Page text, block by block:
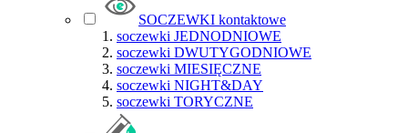
SOCZEWKI kontaktowe
soczewki JEDNODNIOWE
soczewki DWUTYGODNIOWE
soczewki MIESIĘCZNE
soczewki NIGHT&DAY
soczewki TORYCZNE